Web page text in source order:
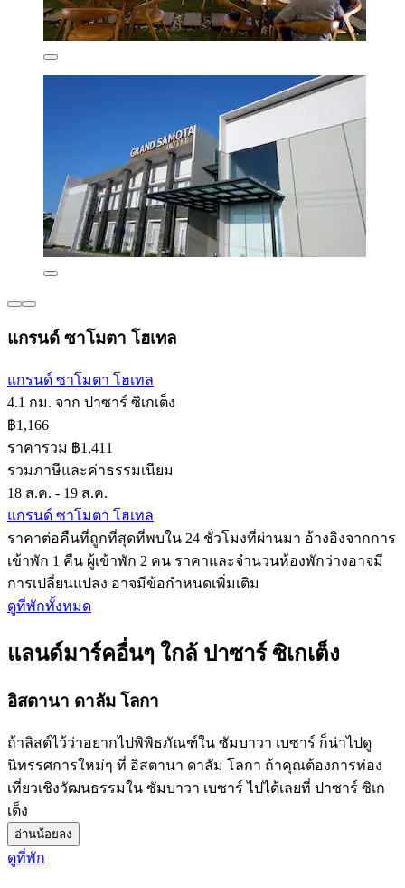
แกรนด์ ซาโมตา โฮเทล
แกรนด์ ซาโมตา โฮเทล
4.1 กม. จาก ปาซาร์ ซิเกเต็ง
฿1,166
ราคารวม ฿1,411
รวมภาษีและค่าธรรมเนียม
18 ส.ค. - 19 ส.ค.
แกรนด์ ซาโมตา โฮเทล
ราคาต่อคืนที่ถูกที่สุดที่พบใน 24 ชั่วโมงที่ผ่านมา อ้างอิงจากการ
เข้าพัก 1 คืน ผู้เข้าพัก 2 คน ราคาและจำนวนห้องพักว่างอาจมี
การเปลี่ยนแปลง อาจมีข้อกำหนดเพิ่มเติม
ดูที่พักทั้งหมด
แลนด์มาร์คอื่นๆ ใกล้ ปาซาร์ ซิเกเต็ง
อิสตานา ดาลัม โลกา
ถ้าลิสต์ไว้ว่าอยากไปพิพิธภัณฑ์ใน ซัมบาวา เบซาร์ ก็น่าไปดู
นิทรรศการใหม่ๆ ที่ อิสตานา ดาลัม โลกา ถ้าคุณต้องการท่อง
เที่ยวเชิงวัฒนธรรมใน ซัมบาวา เบซาร์ ไปได้เลยที่ ปาซาร์ ซิเก
เต็ง
อ่านน้อยลง
ดูที่พัก